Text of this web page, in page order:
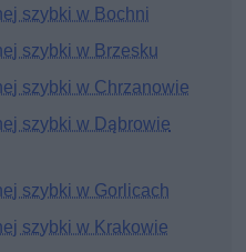
szybki w Bochni
szybki w Brzesku
szybki w Chrzanowie
szybki w Dąbrowie
szybki w Gorlicach
szybki w Krakowie